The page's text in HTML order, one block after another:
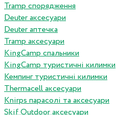
Tramp спорядження
Deuter аксесуари
Deuter аптечка
Tramp аксесуари
KingCamp спальники
KingCamp туристичні килимки
Кемпинг туристичні килимки
Thermacell аксесуари
Knirps парасолі та аксесуари
Skif Outdoor аксесуари